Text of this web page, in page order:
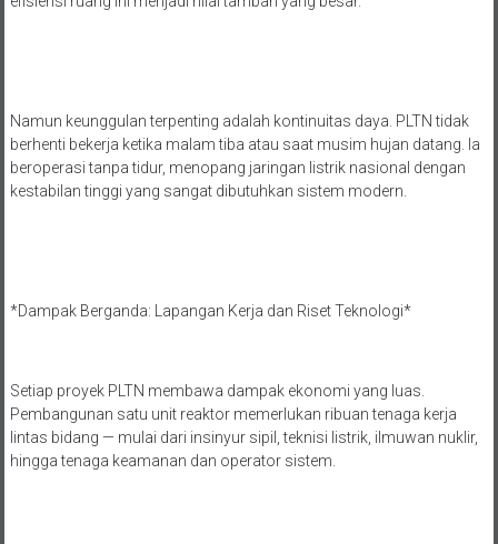
Namun keunggulan terpenting adalah kontinuitas daya. PLTN tidak
berhenti bekerja ketika malam tiba atau saat musim hujan datang. Ia
beroperasi tanpa tidur, menopang jaringan listrik nasional dengan
kestabilan tinggi yang sangat dibutuhkan sistem modern.
*Dampak Berganda: Lapangan Kerja dan Riset Teknologi*
Setiap proyek PLTN membawa dampak ekonomi yang luas.
Pembangunan satu unit reaktor memerlukan ribuan tenaga kerja
lintas bidang — mulai dari insinyur sipil, teknisi listrik, ilmuwan nuklir,
hingga tenaga keamanan dan operator sistem.